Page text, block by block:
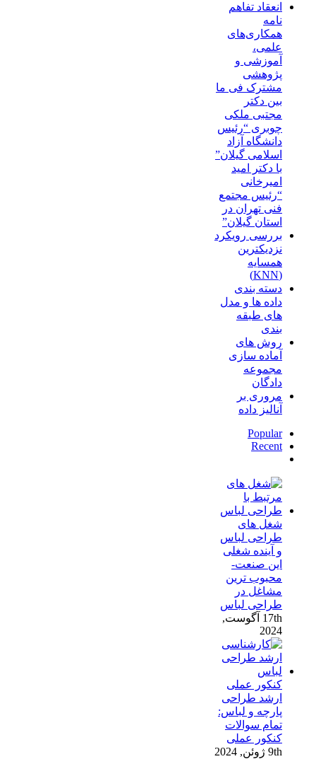
انعقاد تفاهم
نامه
همکاری‌های
علمی،
آموزشی و
پژوهشی
مشترک فی ما
بین دکتر
مجتبی ملکی
چوبری “رئیس
دانشگاه آزاد
اسلامی گیلان”
با دکتر امید
امیرخانی
“رئیس مجتمع
فنی تهران در
استان گیلان”
بررسی رویکرد
نزدیکترین
همسایه
(KNN)
دسته‌ بندی
داده‌ ها و مدل‌
های طبقه‌
بندی
روش های
آماده سازی
مجموعه
دادگان
مروری بر
آنالیز داده
Popular
Recent
شغل های
طراحی لباس
و آینده شغلی
این صنعت-
محبوب ترین
مشاغل در
طراحی لباس
17th آگوست,
2024
کنکور عملی
ارشد طراحی
پارچه و لباس:
تمام سوالات
کنکور عملی
9th ژوئن, 2024